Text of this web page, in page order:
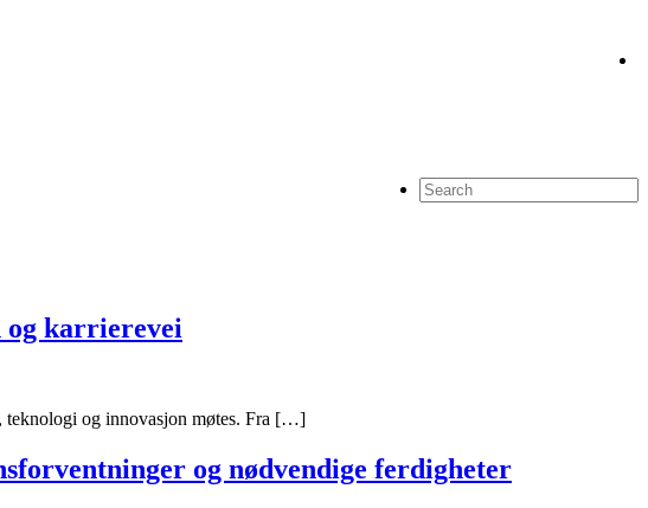
og karrierevei
teknologi og innovasjon møtes. Fra […]
og nødvendige ferdigheter